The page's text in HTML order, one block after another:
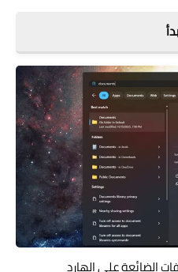
الضائعة على الهارد